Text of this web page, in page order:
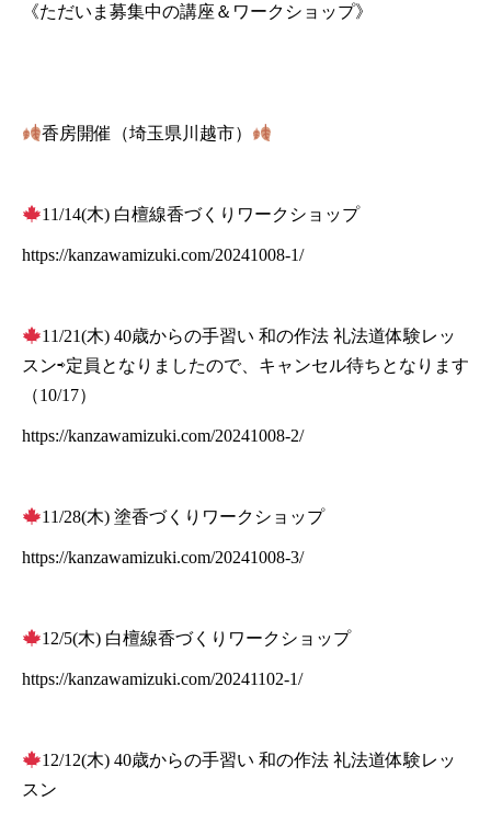
《ただいま募集中の講座＆ワークショップ》
香房開催（埼玉県川越市）
11/14(木) 白檀線香づくりワークショップ
https://kanzawamizuki.com/20241008-1/
11/21(木) 40歳からの手習い 和の作法 礼法道体験レッ
スン⇨定員となりましたので、キャンセル待ちとなります
（10/17）
https://kanzawamizuki.com/20241008-2/
11/28(木) 塗香づくりワークショップ
https://kanzawamizuki.com/20241008-3/
12/5(木) 白檀線香づくりワークショップ
https://kanzawamizuki.com/20241102-1/
12/12(木) 40歳からの手習い 和の作法 礼法道体験レッ
スン